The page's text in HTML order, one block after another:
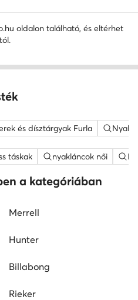
oldalon található, és eltérhet
és dísztárgyak Furla
táskak nyakláncok női
a kategóriában
Merrell
Hunter
Billabong
Rieker